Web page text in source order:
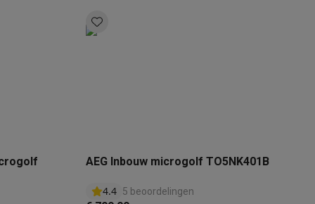
AEG Inbouw microgolf TO5NK401B
4.4 5 beoordelingen